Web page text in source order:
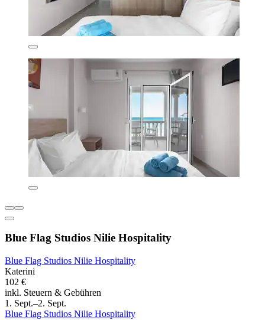
Blue Flag Studios Nilie Hospitality
Blue Flag Studios Nilie Hospitality
Katerini
102 €
inkl. Steuern & Gebühren
1. Sept.–2. Sept.
Blue Flag Studios Nilie Hospitality